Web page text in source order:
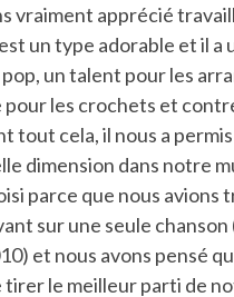
vraiment apprécié
un type adorable et il a
un talent pour les
pour les crochets et
tout cela, il nous a
dimension dans notre
parce que nous avions
sur une seule chanson
et nous avons pensé
tirer le meilleur parti de